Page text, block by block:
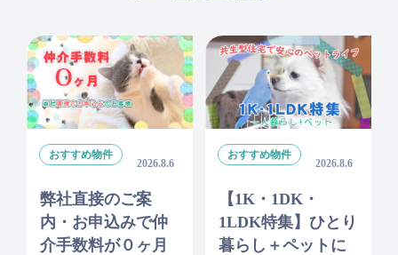
おすすめ物件
2026.8.6
弊社直接のご案
内・お申込みで仲
介手数料が０ヶ月
おすすめ物件
2026.8.6
【1K・1DK・
1LDK特集】ひとり
暮らし＋ペットに